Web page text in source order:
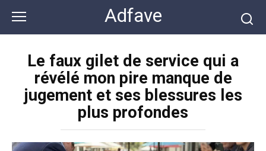
контенту
Adfave
Le faux gilet de service qui a
révélé mon pire manque de
jugement et ses blessures les
plus profondes